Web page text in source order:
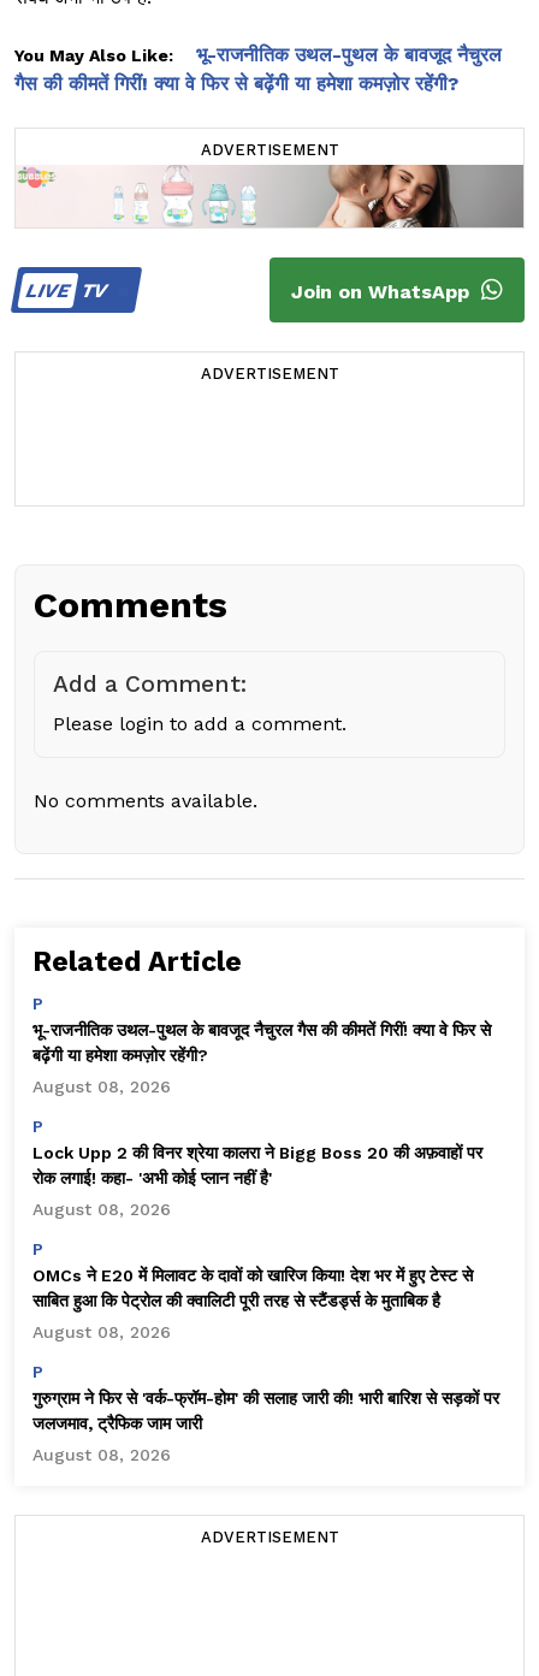
You May Also Like:
भू-राजनीतिक उथल-पुथल के बावजूद नैचुरल
गैस की कीमतें गिरीं! क्या वे फिर से बढ़ेंगी या हमेशा कमज़ोर रहेंगी?
ADVERTISEMENT
LIVETV Join on WhatsApp
ADVERTISEMENT
Comments
Add a Comment:
Please login to add a comment.
No comments available.
Related Article
P
भू-राजनीतिक उथल-पुथल के बावजूद नैचुरल गैस की कीमतें गिरीं! क्या वे फिर से
बढ़ेंगी या हमेशा कमज़ोर रहेंगी?
August 08, 2026
P
Lock Upp 2 की विनर श्रेया कालरा ने Bigg Boss 20 की अफ़वाहों पर
रोक लगाई! कहा- 'अभी कोई प्लान नहीं है'
August 08, 2026
P
OMCs ने E20 में मिलावट के दावों को खारिज किया! देश भर में हुए टेस्ट से
साबित हुआ कि पेट्रोल की क्वालिटी पूरी तरह से स्टैंडर्ड्स के मुताबिक है
August 08, 2026
P
गुरुग्राम ने फिर से 'वर्क-फ्रॉम-होम' की सलाह जारी की! भारी बारिश से सड़कों पर
जलजमाव, ट्रैफिक जाम जारी
August 08, 2026
ADVERTISEMENT